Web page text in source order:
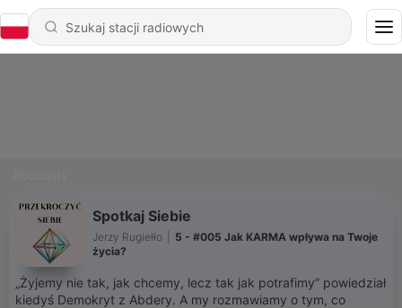
Spotkaj Siebie
Jerzy Rugiełło
5 - #005 Jak KARMA wpływa na Twoje
życia?
„Żyjemy nie tak, jak chcemy, lecz tak jak potrafimy” powiedział
kiedyś Demokryt z Abdery. A my rozmawiamy o tym, co